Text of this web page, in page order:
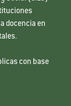
docencia en
con base